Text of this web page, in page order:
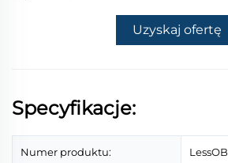
Uzyskaj ofertę
Specyfikacje:
Numer produktu: LessOB